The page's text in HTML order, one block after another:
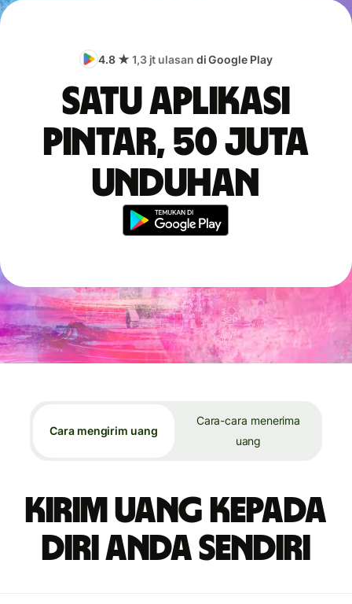
4.8 ★ 1,3 jt ulasan di Google Play
Satu aplikasi
pintar, 50 juta
unduhan
Cara mengirim uang
Cara-cara menerima
uang
Kirim uang kepada
diri Anda sendiri